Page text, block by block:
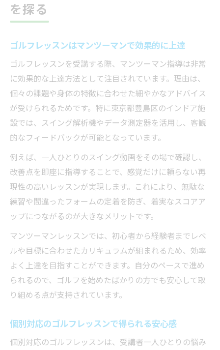
を探る
ゴルフレッスンはマンツーマンで効果的に上達
ゴルフレッスンを受講する際、マンツーマン指導は非常
に効果的な上達方法として注目されています。理由は、
個々の課題や身体の特徴に合わせた細やかなアドバイス
が受けられるためです。特に東京都豊島区のインドア施
設では、スイング解析機やデータ測定器を活用し、客観
的なフィードバックが可能となっています。
例えば、一人ひとりのスイング動画をその場で確認し、
改善点を即座に指導することで、感覚だけに頼らない再
現性の高いレッスンが実現します。これにより、無駄な
練習や間違ったフォームの定着を防ぎ、着実なスコアア
ップにつながるのが大きなメリットです。
マンツーマンレッスンでは、初心者から経験者までレベ
ルや目標に合わせたカリキュラムが組まれるため、効率
よく上達を目指すことができます。自分のペースで進め
られるので、ゴルフを始めたばかりの方でも安心して取
り組める点が支持されています。
個別対応のゴルフレッスンで得られる安心感
個別対応のゴルフレッスンは、受講者一人ひとりの悩み